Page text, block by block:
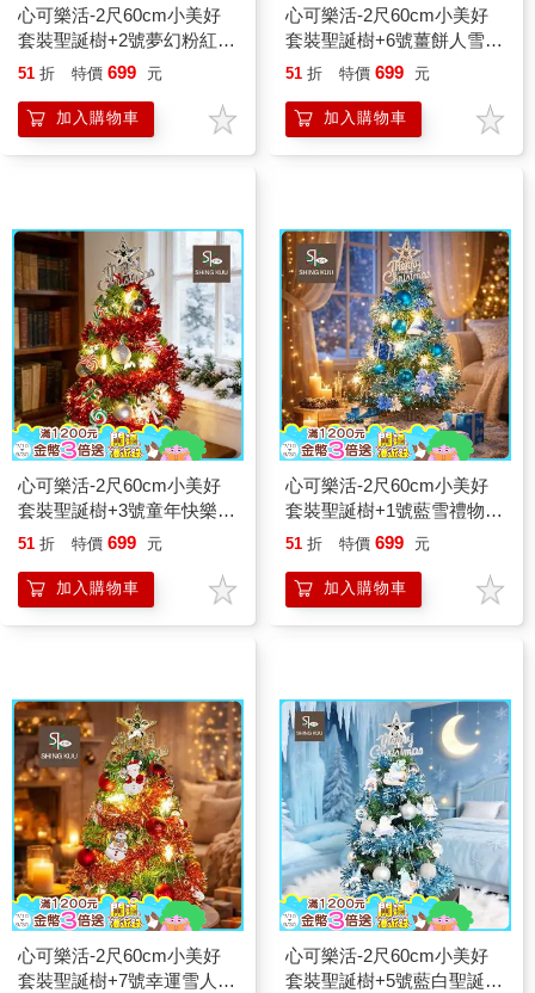
心可樂活-2尺60cm小美好
套裝聖誕樹+2號夢幻粉紅聖
誕老人彩繪木片飾品組
51 折 特價 699 元
加入購物車
心可樂活-2尺60cm小美好
套裝聖誕樹+6號薑餅人雪花
彩繪木片飾品組+LED暖白
51 折 特價 699 元
加入購物車
心可樂活-2尺60cm小美好
套裝聖誕樹+3號童年快樂糖
果彩繪木片飾品組+LED暖
51 折 特價 699 元
加入購物車
心可樂活-2尺60cm小美好
套裝聖誕樹+1號藍雪禮物夢
彩繪木片飾品組+LED暖白
51 折 特價 699 元
加入購物車
心可樂活-2尺60cm小美好
套裝聖誕樹+7號幸運雪人紅
心可樂活-2尺60cm小美好
套裝聖誕樹+5號藍白聖誕老